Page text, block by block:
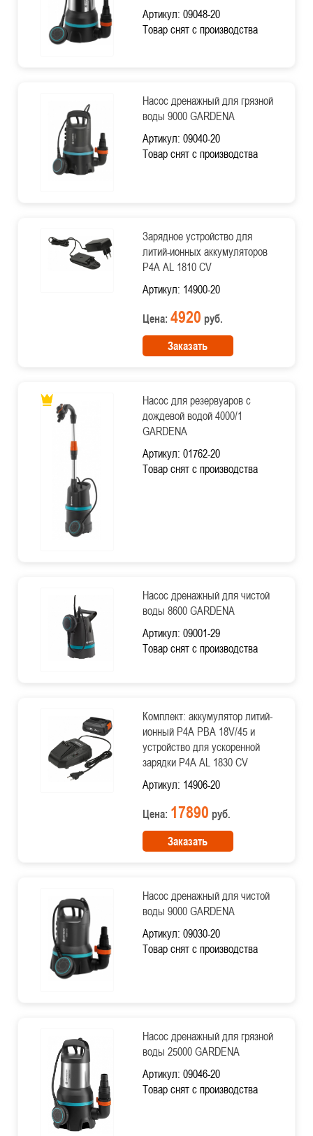
Артикул: 09048-20
Товар снят с производства
Насос дренажный для грязной
воды 9000 GARDENA
Артикул: 09040-20
Товар снят с производства
Зарядное устройство для
литий-ионных аккумуляторов
P4A AL 1810 CV
Артикул: 14900-20
Цена: 4920 руб.
Заказать
Насос для резервуаров с
дождевой водой 4000/1
GARDENA
Артикул: 01762-20
Товар снят с производства
Насос дренажный для чистой
воды 8600 GARDENA
Артикул: 09001-29
Товар снят с производства
Комплект: аккумулятор литий-
ионный P4A PBA 18V/45 и
устройство для ускоренной
зарядки P4A AL 1830 CV
Артикул: 14906-20
Цена: 17890 руб.
Заказать
Насос дренажный для чистой
воды 9000 GARDENA
Артикул: 09030-20
Товар снят с производства
Насос дренажный для грязной
воды 25000 GARDENA
Артикул: 09046-20
Товар снят с производства